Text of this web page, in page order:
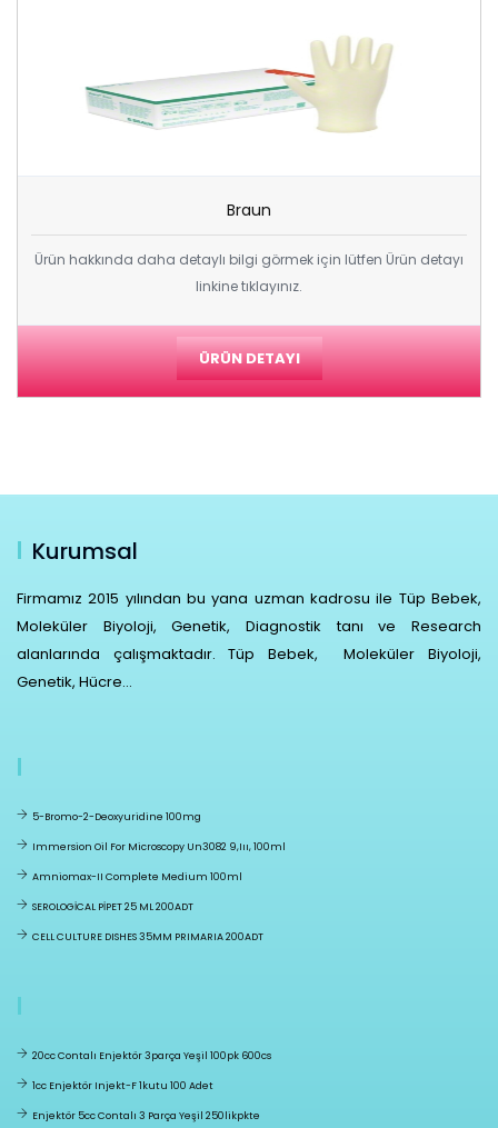
Braun
Ürün hakkında daha detaylı bilgi görmek için lütfen Ürün detayı
linkine tıklayınız.
ÜRÜN DETAYI
Kurumsal
Firmamız 2015 yılından bu yana uzman kadrosu ile Tüp Bebek,
Moleküler Biyoloji, Genetik, Diagnostik tanı ve Research
alanlarında çalışmaktadır. Tüp Bebek, Moleküler Biyoloji,
Genetik, Hücre...
5-Bromo-2-Deoxyuridine 100mg
Immersion Oil For Microscopy Un3082 9,ııı, 100ml
Amniomax-II Complete Medium 100ml
SEROLOGİCAL PİPET 25 ML 200ADT
CELL CULTURE DISHES 35MM PRIMARIA 200ADT
20cc Contalı Enjektör 3parça Yeşil 100pk 600cs
1cc Enjektör Injekt-F 1kutu 100 Adet
Enjektör 5cc Contalı 3 Parça Yeşil 250likpkte